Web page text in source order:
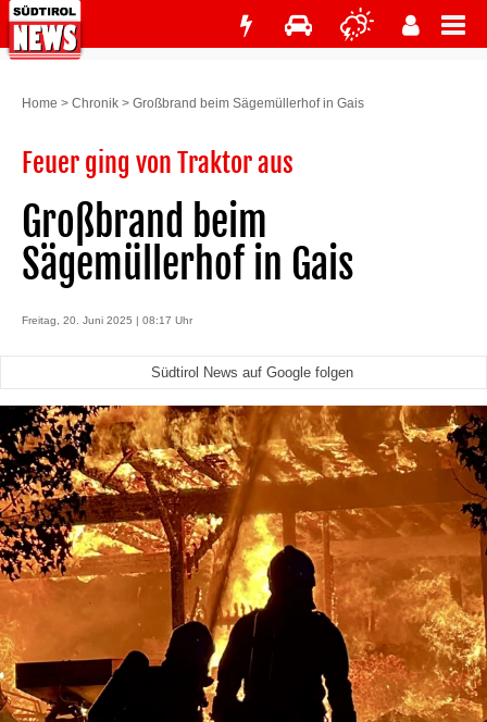
Home > Chronik > Großbrand beim Sägemüllerhof in Gais
Feuer ging von Traktor aus
Großbrand beim
Sägemüllerhof in Gais
Freitag, 20. Juni 2025 | 08:17 Uhr
Südtirol News auf Google folgen